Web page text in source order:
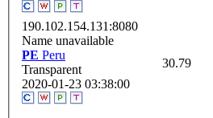
190.102.154.131:8080
Name unavailable
PE Peru
Transparent
2020-01-23 03:38:00
30.79